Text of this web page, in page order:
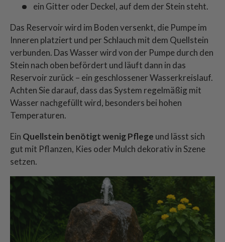
ein Gitter oder Deckel, auf dem der Stein steht.
Das Reservoir wird im Boden versenkt, die Pumpe im
Inneren platziert und per Schlauch mit dem Quellstein
verbunden. Das Wasser wird von der Pumpe durch den
Stein nach oben befördert und läuft dann in das
Reservoir zurück – ein geschlossener Wasserkreislauf.
Achten Sie darauf, dass das System regelmäßig mit
Wasser nachgefüllt wird, besonders bei hohen
Temperaturen.
Ein Quellstein benötigt wenig Pflege und lässt sich
gut mit Pflanzen, Kies oder Mulch dekorativ in Szene
setzen.